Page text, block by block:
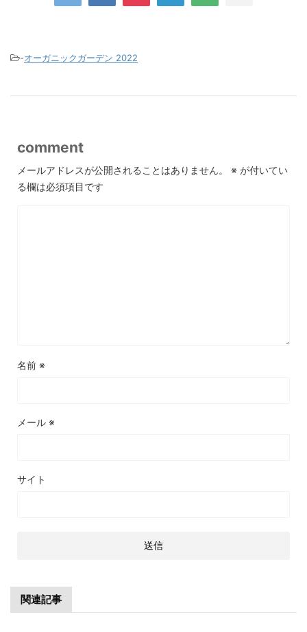
-オーガニックガーデン 2022
comment
メールアドレスが公開されることはありません。 ※ が付いてい
る欄は必須項目です
名前 ※
メール ※
サイト
関連記事